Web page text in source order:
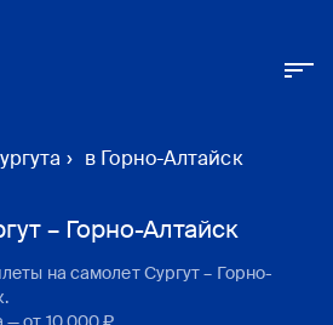
› в Горно-Алтайск
– Горно-Алтайск
на самолетСургут– Горно-